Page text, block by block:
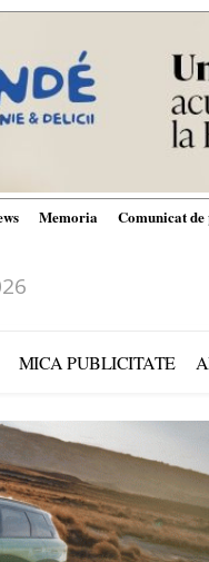
Memoria Comunicat de
MICA PUBLICITATE